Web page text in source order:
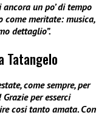
un po’ di tempo
come meritate: musica,
dettaglio”.
Tatangelo
come sempre, per
per esserci
cosi tanto amata. Con